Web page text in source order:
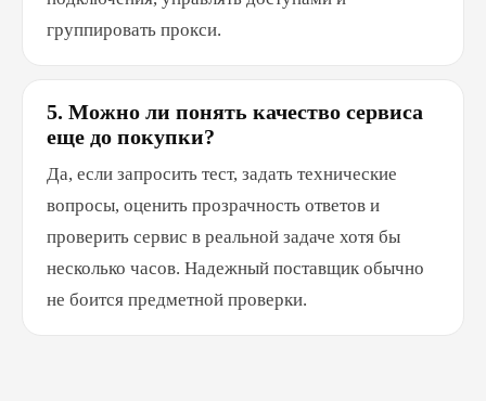
группировать прокси.
5. Можно ли понять качество сервиса
еще до покупки?
Да, если запросить тест, задать технические
вопросы, оценить прозрачность ответов и
проверить сервис в реальной задаче хотя бы
несколько часов. Надежный поставщик обычно
не боится предметной проверки.